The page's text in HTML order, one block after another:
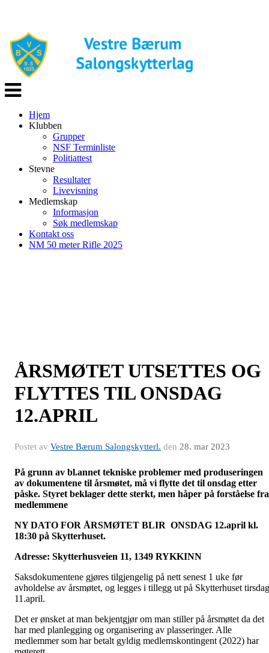
Veksle
navigasjon
Hjem
Klubben
Grupper
NSF Terminliste
Politiattest
Stevne
Resultater
Livevisning
Medlemskap
Informasjon
Søk medlemskap
Kontakt oss
NM 50 meter Rifle 2025
ÅRSMØTET UTSETTES OG
FLYTTES TIL ONSDAG
12.APRIL
Postet av Vestre Bærum Salongskytterl. den 28. mar 2023
På grunn av bl.annet tekniske problemer med produseringen
av dokumentene til årsmøtet, må vi flytte det til onsdag etter
påske. Styret beklager dette sterkt, men håper på forståelse fra
medlemmene
NY DATO FOR ÅRSMØTET BLIR ONSDAG 12.april kl.
18:30 på Skytterhuset.
Adresse: Skytterhusveien 11, 1349 RYKKINN
Saksdokumentene gjøres tilgjengelig på nett senest 1 uke før
avholdelse av årsmøtet, og legges i tillegg ut på Skytterhuset tirsdag
11.april.
Det er ønsket at man bekjentgjør om man stiller på årsmøtet da det
har med planlegging og organisering av plasseringer. Alle
medlemmer som har betalt gyldig medlemskontingent (2022) har